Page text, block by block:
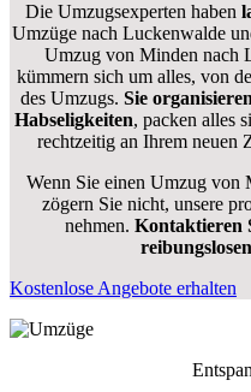
Die Umzugsexperten haben
Umzüge nach Luckenwalde
Umzug von Minden nach
kümmern sich um alles, von
des Umzugs. Sie
Habseligkeiten, packen alles
rechtzeitig an Ihrem neuen
Wenn Sie einen Umzug von
zögern Sie nicht, unsere
nehmen. Kontaktieren
Kostenlose Angebote erhalten